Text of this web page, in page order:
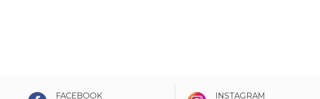
FACEBOOK INSTAGRAM